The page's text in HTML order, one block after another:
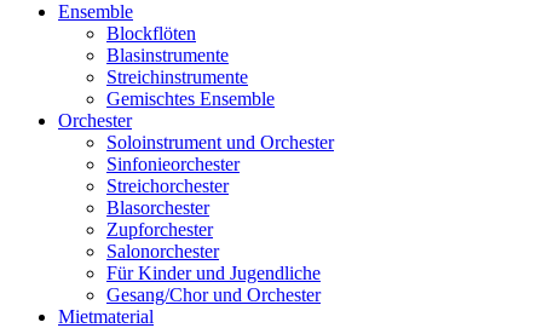
Ensemble
Blockflöten
Blasinstrumente
Streichinstrumente
Gemischtes Ensemble
Orchester
Soloinstrument und Orchester
Sinfonieorchester
Streichorchester
Blasorchester
Zupforchester
Salonorchester
Für Kinder und Jugendliche
Gesang/Chor und Orchester
Mietmaterial